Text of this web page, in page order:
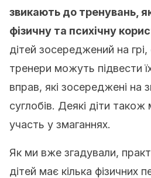
звикають до тренувань,
фізичну та психічну
дітей зосереджений на грі,
тренери можуть підвести
вправ, які зосереджені на
суглобів. Деякі діти
участь у змаганнях.
Як ми вже згадували,
дітей має кілька фізичних